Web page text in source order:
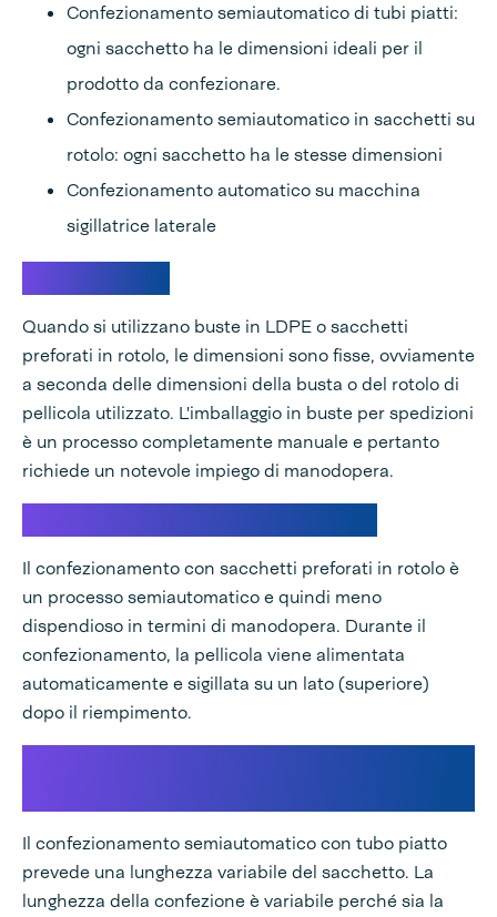
Confezionamento semiautomatico di tubi piatti:
ogni sacchetto ha le dimensioni ideali per il
prodotto da confezionare.
Confezionamento semiautomatico in sacchetti su
rotolo: ogni sacchetto ha le stesse dimensioni
Confezionamento automatico su macchina
sigillatrice laterale
Quando si utilizzano buste in LDPE o sacchetti
preforati in rotolo, le dimensioni sono fisse, ovviamente
a seconda delle dimensioni della busta o del rotolo di
pellicola utilizzato. L'imballaggio in buste per spedizioni
è un processo completamente manuale e pertanto
richiede un notevole impiego di manodopera.
Il confezionamento con sacchetti preforati in rotolo è
un processo semiautomatico e quindi meno
dispendioso in termini di manodopera. Durante il
confezionamento, la pellicola viene alimentata
automaticamente e sigillata su un lato (superiore)
dopo il riempimento.
Il confezionamento semiautomatico con tubo piatto
prevede una lunghezza variabile del sacchetto. La
lunghezza della confezione è variabile perché sia la